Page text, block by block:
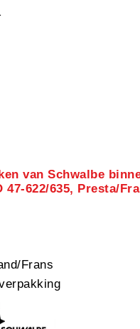
van Schwalbe
47-622/635, Presta/
Frans